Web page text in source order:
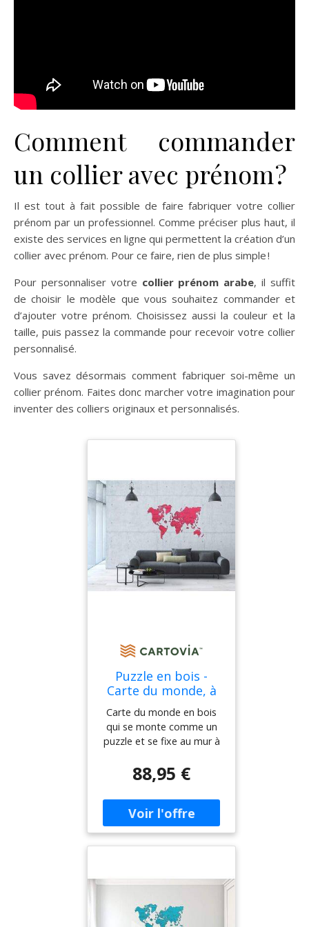
Comment commander
un collier avec prénom ?
Il est tout à fait possible de faire fabriquer votre collier
prénom par un professionnel. Comme préciser plus haut, il
existe des services en ligne qui permettent la création d’un
collier avec prénom. Pour ce faire, rien de plus simple !
Pour personnaliser votre collier prénom arabe, il suffit
de choisir le modèle que vous souhaitez commander et
d’ajouter votre prénom. Choisissez aussi la couleur et la
taille, puis passez la commande pour recevoir votre collier
personnalisé.
Vous savez désormais comment fabriquer soi-même un
collier prénom. Faites donc marcher votre imagination pour
inventer des colliers originaux et personnalisés.
Puzzle en bois -
Carte du monde, à
monter soi-même -
couleur rouge corail
(120 x 80 cm)
Wooden City
Carte du monde en bois
qui se monte comme un
puzzle et se fixe au mur à
double face. Vous pouvez
placer votre carte dans un
bureau, une chambre
d'enfant ou un salon. Ce
produit est fait de
matériaux respectueux de
contreplaqué de bouleau
exclusivement écologique.
L'entreprise maintient des
88,95 €